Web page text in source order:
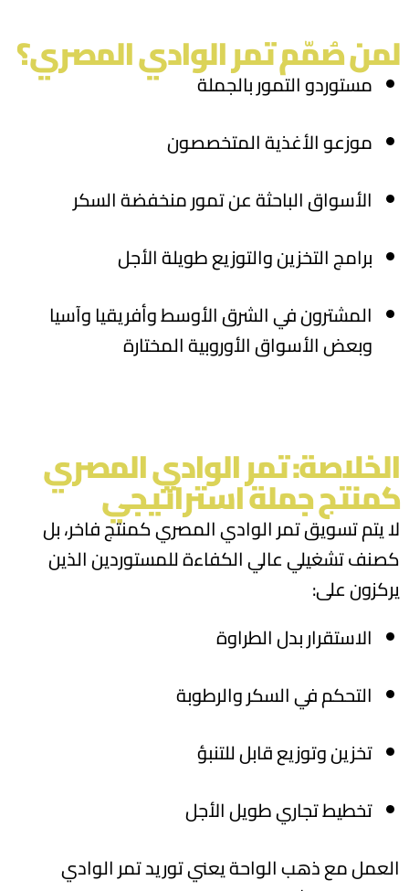
لمن صُمّم تمر الوادي المصري؟
مستوردو التمور بالجملة
موزعو الأغذية المتخصصون
الأسواق الباحثة عن تمور منخفضة السكر
برامج التخزين والتوزيع طويلة الأجل
المشترون في الشرق الأوسط وأفريقيا وآسيا
وبعض الأسواق الأوروبية المختارة
الخلاصة: تمر الوادي المصري
كمنتج جملة استراتيجي
لا يتم تسويق تمر الوادي المصري كمنتج فاخر، بل
كصنف تشغيلي عالي الكفاءة للمستوردين الذين
يركزون على:
الاستقرار بدل الطراوة
التحكم في السكر والرطوبة
تخزين وتوزيع قابل للتنبؤ
تخطيط تجاري طويل الأجل
العمل مع ذهب الواحة يعني توريد تمر الوادي